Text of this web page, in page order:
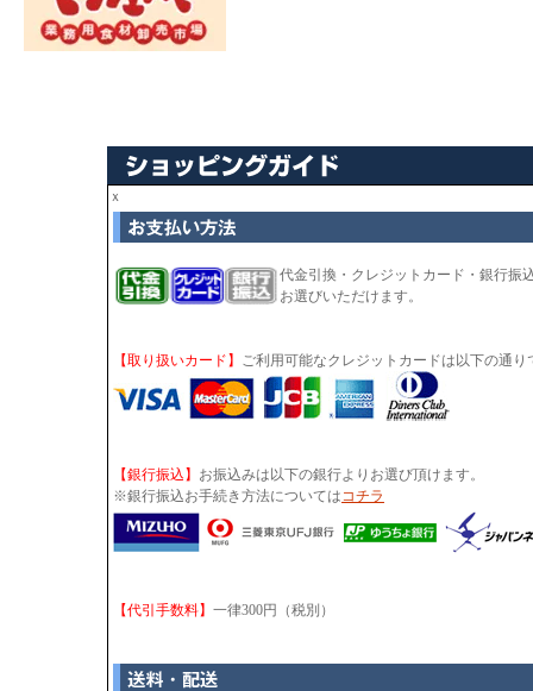
ｘ
代金引換・クレジットカード・銀行振
お選びいただけます。
【取り扱いカード】 ご利用可能なクレジットカードは以下の通り
【銀行振込】 お振込みは以下の銀行よりお選び頂けます。
※銀行振込お手続き方法についてはコチラ
【代引手数料】 一律300円（税別）